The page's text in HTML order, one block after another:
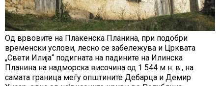
Од врвовите на Плакенска Планина, при подобри
временски услови, лесно се забележува и Црквата
„Свети Илија“ подигната на падините на Илинска
Планина на надморска височина од 1 544 м н. в., на
самата граница меѓу општините Дебарца и Демир